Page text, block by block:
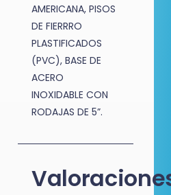
AMERICANA, PISOS
DE FIERRRO
PLASTIFICADOS
(PVC), BASE DE
ACERO
INOXIDABLE CON
RODAJAS DE 5”.